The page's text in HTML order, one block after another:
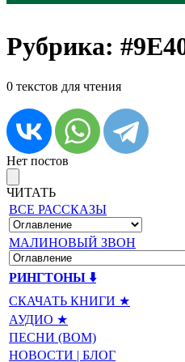
Рубрика:
0 текстов для чтения
Нет постов
ЧИТАТЬ
ВСЕ РАССКАЗЫ
МАЛИНОВЫЙ ЗВОН
РИНГТОНЫ ⬇️
СКАЧАТЬ КНИГИ ★
АУДИО ★
ПЕСНИ (BOM)
НОВОСТИ | БЛОГ